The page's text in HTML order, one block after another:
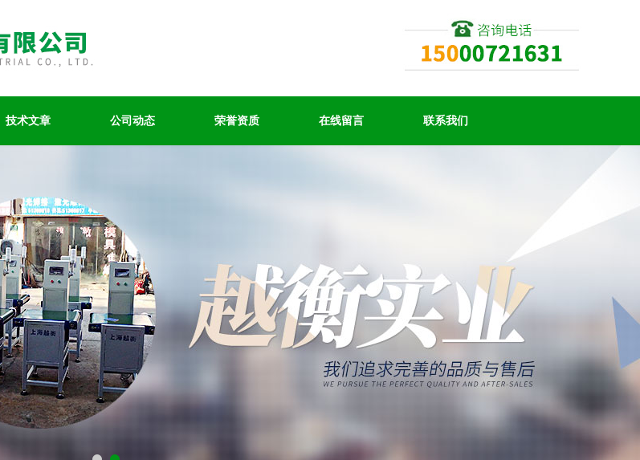
技术文章 公司动态 荣誉资质 在线留言 联系我们